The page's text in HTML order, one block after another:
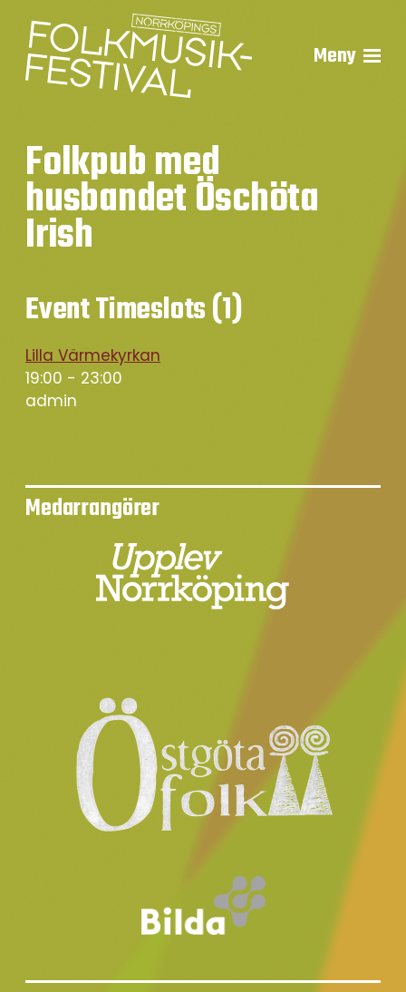
Meny
Folkpub med
husbandet Öschöta
Irish
Event Timeslots (1)
Lilla Värmekyrkan
19:00 - 23:00
admin
Medarrangörer